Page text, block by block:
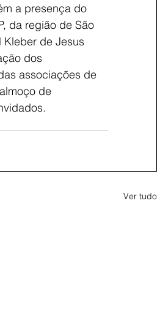
a presença do
da região de São
Kleber de Jesus
dos
associações de
de
Ver tudo